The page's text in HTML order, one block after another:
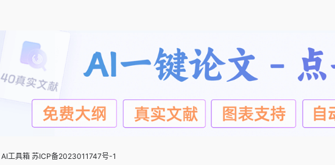
AI工具箱 苏ICP备2023011747号-1